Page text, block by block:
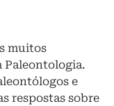
muitos
Paleontologia.
e
respostas sobre